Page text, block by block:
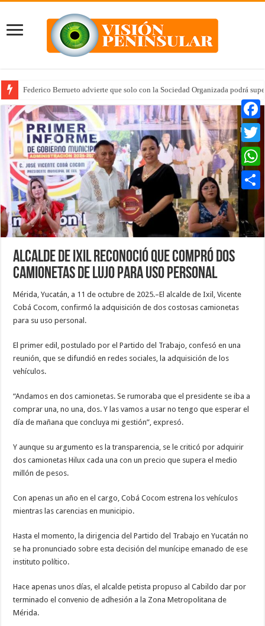
Federico Berrueto advierte que solo con la Sociedad Organizada podrá
Alcalde de Ixil reconoció que compró dos
camionetas de lujo para uso personal
Mérida, Yucatán, a 11 de octubre de 2025.–El alcalde de Ixil, Vicente
Cobá Cocom, confirmó la adquisición de dos costosas camionetas
para su uso personal.
El primer edil, postulado por el Partido del Trabajo, confesó en una
reunión, que se difundió en redes sociales, la adquisición de los
vehículos.
“Andamos en dos camionetas. Se rumoraba que el presidente se iba a
comprar una, no una, dos. Y las vamos a usar no tengo que esperar el
día de mañana que concluya mi gestión”, expresó.
Y aunque su argumento es la transparencia, se le criticó por adquirir
dos camionetas Hilux cada una con un precio que supera el medio
millón de pesos.
Con apenas un año en el cargo, Cobá Cocom estrena los vehículos
mientras las carencias en municipio.
Hasta el momento, la dirigencia del Partido del Trabajo en Yucatán no
se ha pronunciado sobre esta decisión del munícipe emanado de ese
instituto político.
Hace apenas unos días, el alcalde petista propuso al Cabildo dar por
terminado el convenio de adhesión a la Zona Metropolitana de
Mérida.
Twitter